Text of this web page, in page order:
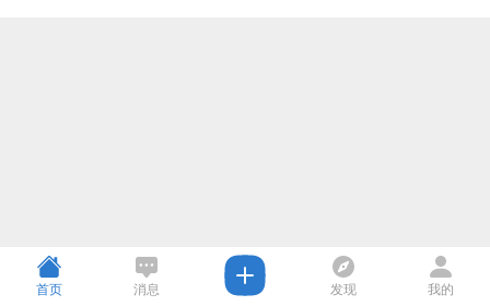
首页 消息 发现 我的